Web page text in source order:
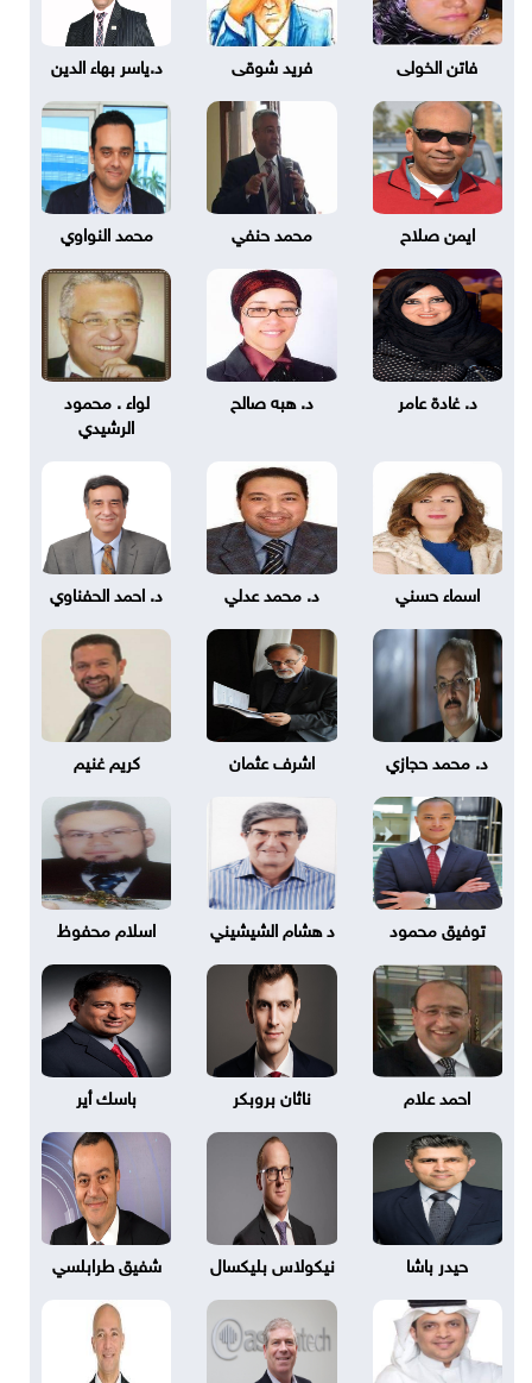
فاتن الخولى فريد شوقى د.ياسر بهاء الدين
ايمن صلاح محمد حنفي محمد النواوي
د. غادة عامر د. هبه صالح
لواء . محمود
الرشيدي
اسماء حسني د. محمد عدلي د. احمد الحفناوي
د. محمد حجازي اشرف عثمان كريم غنيم
توفيق محمود د هشام الشيشيني اسلام محفوظ
احمد علام ناثان بروبكر باسك أير
حيدر باشا نيكولاس بليكسال شفيق طرابلسي